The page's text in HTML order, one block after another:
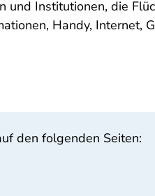
und Institutionen, die
Handy, Internet,
den folgenden Seiten: